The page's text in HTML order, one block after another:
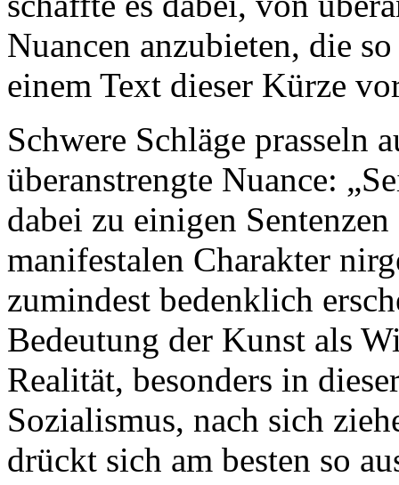
Nuancen anzubieten, die
einem Text dieser Kürze
Schwere Schläge prasseln
überanstrengte Nuance:
dabei zu einigen
manifestalen Charakter
zumindest bedenklich
Bedeutung der Kunst als
Realität, besonders in
Sozialismus, nach sich
drückt sich am besten so